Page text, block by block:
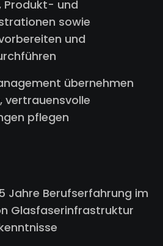
Produkt- und
sowie
und
übernehmen
vertrauensvolle
pflegen
Jahre Berufserfahrung im
Glasfaserinfrastruktur